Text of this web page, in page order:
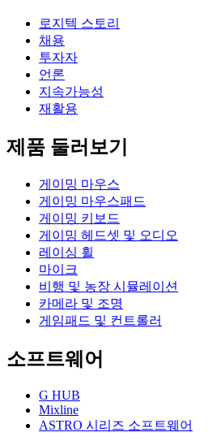
로지텍 스토리
채용
투자자
언론
지속가능성
재활용
제품 둘러보기
게이밍 마우스
게이밍 마우스패드
게이밍 키보드
게이밍 헤드셋 및 오디오
레이싱 휠
마이크
비행 및 농장 시뮬레이션
카메라 및 조명
게임패드 및 컨트롤러
소프트웨어
G HUB
Mixline
ASTRO 시리즈 소프트웨어